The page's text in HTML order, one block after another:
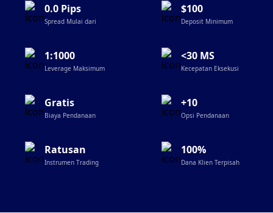
0.0 Pips
Spread Mulai dari
$100
Deposit Minimum
1:1000
Leverage Maksimum
<30 MS
Kecepatan Eksekusi
Gratis
Biaya Pendanaan
+10
Opsi Pendanaan
Ratusan
Instrumen Trading
100%
Dana Klien Terpisah